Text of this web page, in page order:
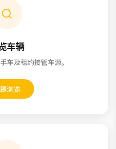
车辆
车及租约接管车源。
浏览